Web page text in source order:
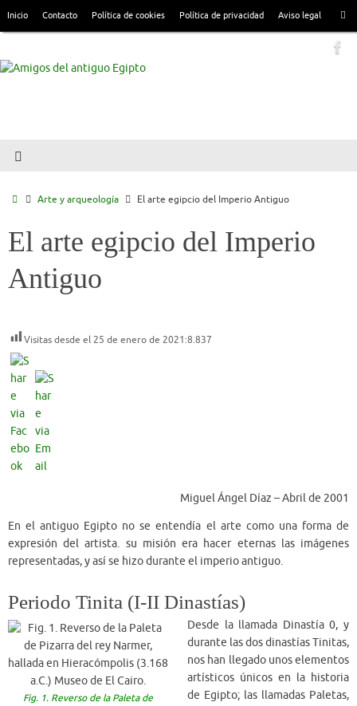
Inicio Contacto Política de cookies Política de privacidad Aviso legal
Arte y arqueología El arte egipcio del Imperio Antiguo
El arte egipcio del Imperio
Antiguo
Visitas desde el 25 de enero de 2021:8.837
Miguel Ángel Díaz – Abril de 2001
En el antiguo Egipto no se entendía el arte como una forma de
expresión del artista. su misión era hacer eternas las imágenes
representadas, y así se hizo durante el imperio antiguo.
Periodo Tinita (I-II Dinastías)
Fig. 1. Reverso de la Paleta de
Desde la llamada Dinastía 0, y
durante las dos dinastías Tinitas,
nos han llegado unos elementos
artísticos únicos en la historia
de Egipto; las llamadas Paletas,